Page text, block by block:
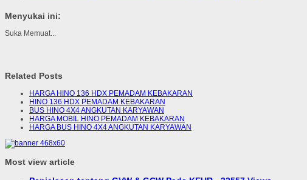
Menyukai ini:
Suka Memuat...
Related Posts
HARGA HINO 136 HDX PEMADAM KEBAKARAN
HINO 136 HDX PEMADAM KEBAKARAN
BUS HINO 4X4 ANGKUTAN KARYAWAN
HARGA MOBIL HINO PEMADAM KEBAKARAN
HARGA BUS HINO 4X4 ANGKUTAN KARYAWAN
Most view article